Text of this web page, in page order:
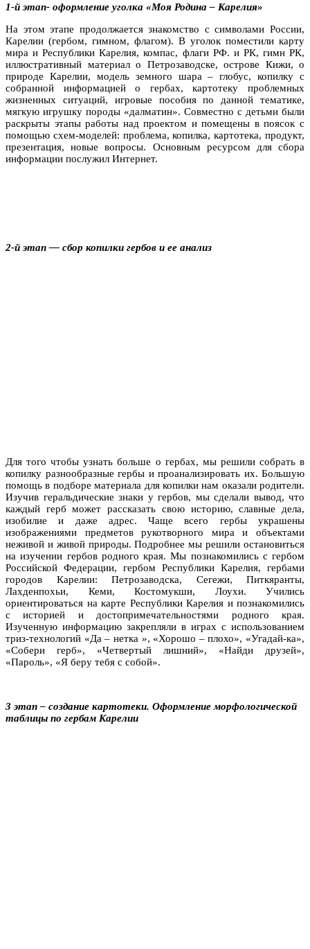
1-й этап- оформление уголка «Моя Родина – Карелия»
На этом этапе продолжается знакомство с символами России,
Карелии (гербом, гимном, флагом). В уголок поместили карту
мира и Республики Карелия, компас, флаги РФ. и РК, гимн РК,
иллюстративный материал о Петрозаводске, острове Кижи, о
природе Карелии, модель земного шара – глобус, копилку с
собранной информацией о гербах, картотеку проблемных
жизненных ситуаций, игровые пособия по данной тематике,
мягкую игрушку породы «далматин». Совместно с детьми были
раскрыты этапы работы над проектом и помещены в поясок с
помощью схем-моделей: проблема, копилка, картотека, продукт,
презентация, новые вопросы. Основным ресурсом для сбора
информации послужил Интернет.
2-й этап — сбор копилки гербов и ее анализ
Для того чтобы узнать больше о гербах, мы решили собрать в
копилку разнообразные гербы и проанализировать их. Большую
помощь в подборе материала для копилки нам оказали родители.
Изучив геральдические знаки у гербов, мы сделали вывод, что
каждый герб может рассказать свою историю, славные дела,
изобилие и даже адрес. Чаще всего гербы украшены
изображениями предметов рукотворного мира и объектами
неживой и живой природы. Подробнее мы решили остановиться
на изучении гербов родного края. Мы познакомились с гербом
Российской Федерации, гербом Республики Карелия, гербами
городов Карелии: Петрозаводска, Сегежи, Питкяранты,
Лахденпохьи, Кеми, Костомукши, Лоухи. Учились
ориентироваться на карте Республики Карелия и познакомились
с историей и достопримечательностями родного края.
Изученную информацию закрепляли в играх с использованием
триз-технологий «Да– нетка », «Хорошо –плохо», «Угадай-ка»,
«Собери герб», «Четвертый лишний», «Найди друзей»,
«Пароль», «Я беру тебя с собой».
3 этап – создание картотеки. Оформление морфологической
таблицы по гербам Карелии